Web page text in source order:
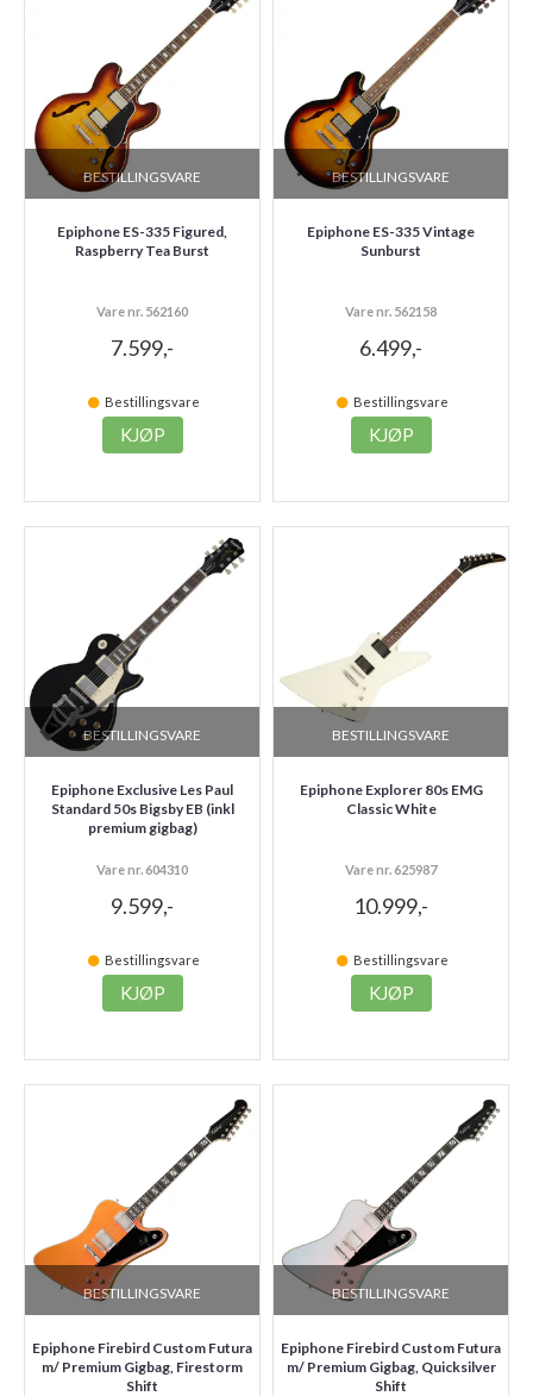
BESTILLINGSVARE
Epiphone ES-335 Figured,
Raspberry Tea Burst
Vare nr. 562160
7.599,-
Bestillingsvare
KJØP
BESTILLINGSVARE
Epiphone ES-335 Vintage
Sunburst
Vare nr. 562158
6.499,-
Bestillingsvare
KJØP
BESTILLINGSVARE
Epiphone Exclusive Les Paul
Standard 50s Bigsby EB (inkl
premium gigbag)
Vare nr. 604310
9.599,-
Bestillingsvare
KJØP
BESTILLINGSVARE
Epiphone Explorer 80s EMG
Classic White
Vare nr. 625987
10.999,-
Bestillingsvare
KJØP
BESTILLINGSVARE
Epiphone Firebird Custom Futura
m/ Premium Gigbag, Firestorm
Shift
BESTILLINGSVARE
Epiphone Firebird Custom Futura
m/ Premium Gigbag, Quicksilver
Shift